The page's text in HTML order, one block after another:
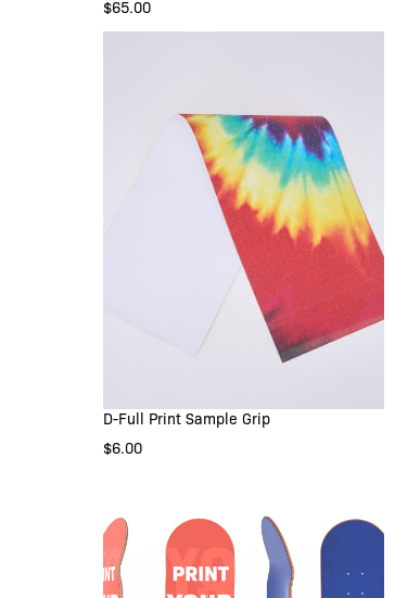
$65.00
IN DEN WARENKORB
D-Full Print Sample Grip
$6.00